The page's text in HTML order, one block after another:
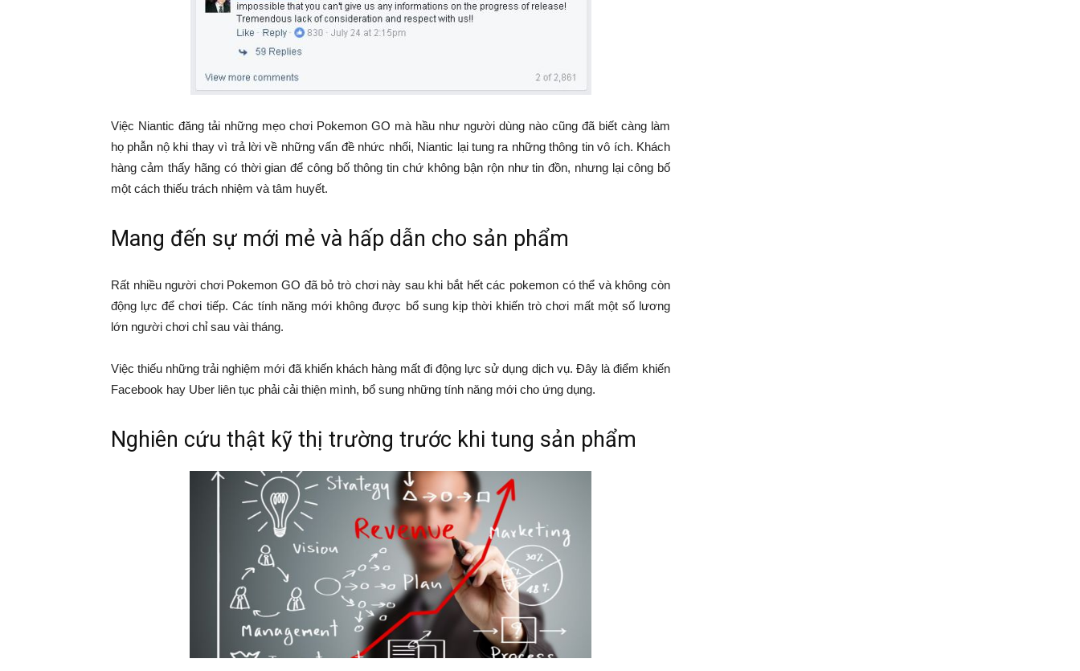
Việc Niantic đăng tải những mẹo chơi Pokemon GO mà hầu như người dùng nào cũng đã biết càng làm
họ phẫn nộ khi thay vì trả lời về những vấn đề nhức nhối, Niantic lại tung ra những thông tin vô ích. Khách
hàng cảm thấy hãng có thời gian để công bố thông tin chứ không bận rộn như tin đồn, nhưng lại công bố
một cách thiếu trách nhiệm và tâm huyết.
Mang đến sự mới mẻ và hấp dẫn cho sản phẩm
Rất nhiều người chơi Pokemon GO đã bỏ trò chơi này sau khi bắt hết các pokemon có thể và không còn
động lực để chơi tiếp. Các tính năng mới không được bổ sung kịp thời khiến trò chơi mất một số lương
lớn người chơi chỉ sau vài tháng.
Việc thiếu những trải nghiệm mới đã khiến khách hàng mất đi động lực sử dụng dịch vụ. Đây là điểm khiến
Facebook hay Uber liên tục phải cải thiện mình, bổ sung những tính năng mới cho ứng dụng.
Nghiên cứu thật kỹ thị trường trước khi tung sản phẩm